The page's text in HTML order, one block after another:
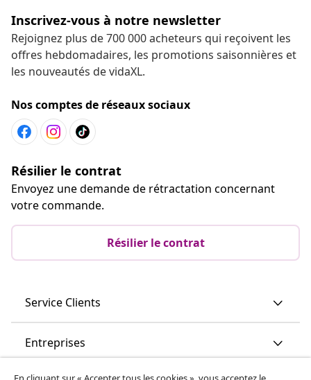
Inscrivez-vous à notre newsletter
Rejoignez plus de 700 000 acheteurs qui reçoivent les
offres hebdomadaires, les promotions saisonnières et
les nouveautés de vidaXL.
Nos comptes de réseaux sociaux
Résilier le contrat
Envoyez une demande de rétractation concernant
votre commande.
Résilier le contrat
Service Clients
Entreprises